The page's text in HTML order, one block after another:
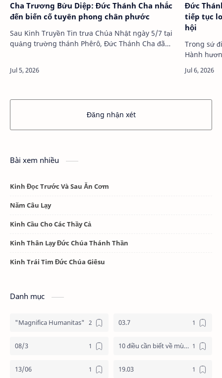
Cha Trương Bửu Diệp: Đức Thánh Cha nhắc
đến biến cố tuyên phong chân phước
Sau Kinh Truyền Tin trưa Chúa Nhật ngày 5/7 tại
quảng trường thánh Phêrô, Đức Thánh Cha đã
Đức
tiếp tục
hội
Trong sứ
Hành
tái khám
Đăng nhận xét
Bài xem nhiều
Kinh Đọc Trước Và Sau Ăn Cơm
Năm Câu Lạy
Kinh Cầu Cho Các Thầy Cả
Kinh Thân Lạy Đức Chúa Thánh Thần
Kinh Trái Tim Đức Chúa Giêsu
Danh mục
"Magnifica Humanitas" 03.7
08/3 10 điều cần biết về mùa vọng
13/06 19.03